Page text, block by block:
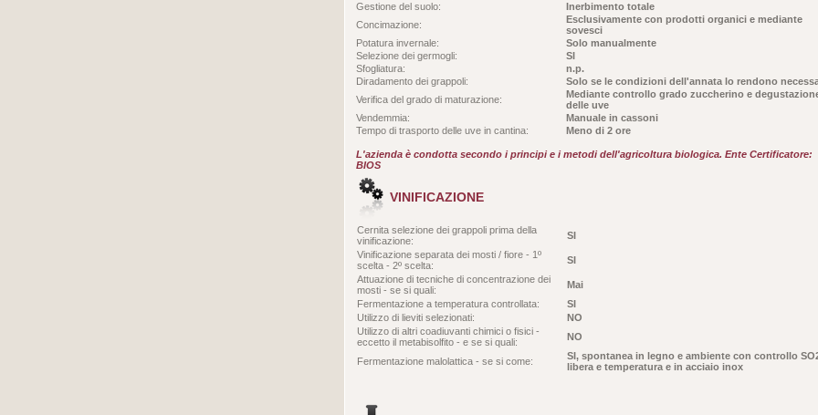
Gestione del suolo:
Inerbimento totale
Concimazione:
Esclusivamente con prodotti organici e mediante
sovesci
Potatura invernale:
Solo manualmente
Selezione dei germogli:
SI
Sfogliatura:
n.p.
Diradamento dei grappoli:
Solo se le condizioni dell'annata lo rendono
Verifica del grado di maturazione:
Mediante controllo grado zuccherino e
delle uve
Vendemmia:
Manuale in cassoni
Tempo di trasporto delle uve in cantina:
Meno di 2 ore
L'azienda è condotta secondo i principi e i metodi dell'agricoltura biologica. Ente Certificatore:
BIOS
VINIFICAZIONE
Cernita selezione dei grappoli prima della
vinificazione:
SI
Vinificazione separata dei mosti / fiore - 1º
scelta - 2º scelta:
SI
Attuazione di tecniche di concentrazione dei
mosti - se si quali:
Mai
Fermentazione a temperatura controllata:
SI
Utilizzo di lieviti selezionati:
NO
Utilizzo di altri coadiuvanti chimici o fisici -
eccetto il metabisolfito - e se si quali:
NO
Fermentazione malolattica - se si come:
SI, spontanea in legno e ambiente con controllo
libera e temperatura e in acciaio inox